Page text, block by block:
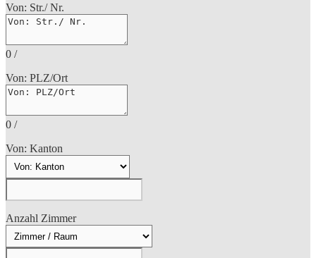
Von: Str./ Nr.
0 /
Von: PLZ/Ort
0 /
Von: Kanton
Anzahl Zimmer